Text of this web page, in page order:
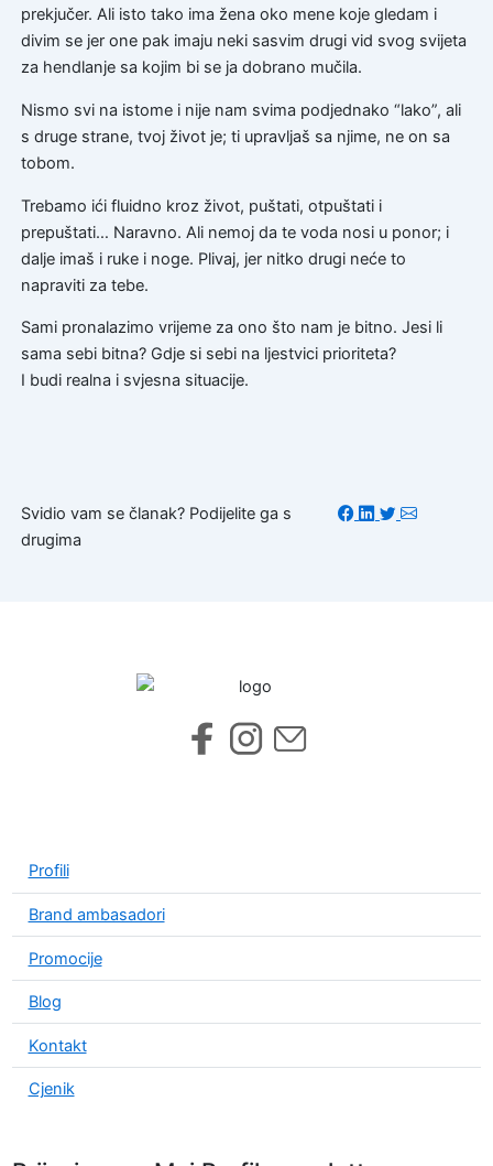
prekjučer. Ali isto tako ima žena oko mene koje gledam i
divim se jer one pak imaju neki sasvim drugi vid svog svijeta
za hendlanje sa kojim bi se ja dobrano mučila.
Nismo svi na istome i nije nam svima podjednako “lako”, ali
s druge strane, tvoj život je; ti upravljaš sa njime, ne on sa
tobom.
Trebamo ići fluidno kroz život, puštati, otpuštati i
prepuštati… Naravno. Ali nemoj da te voda nosi u ponor; i
dalje imaš i ruke i noge. Plivaj, jer nitko drugi neće to
napraviti za tebe.
Sami pronalazimo vrijeme za ono što nam je bitno. Jesi li
sama sebi bitna? Gdje si sebi na ljestvici prioriteta?
I budi realna i svjesna situacije.
Svidio vam se članak? Podijelite ga s
drugima
Profili
Brand ambasadori
Promocije
Blog
Kontakt
Cjenik